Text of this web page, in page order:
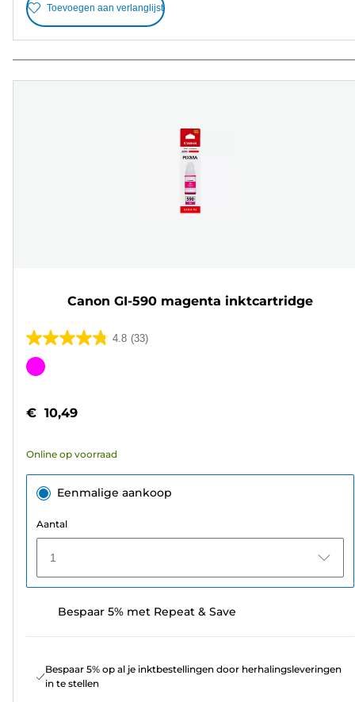
Toevoegen aan verlanglijst
Canon GI-590 magenta inktcartridge
4.8 (33)
4.8
van
sterren.
beoordelingen
Kleurencartridge
€ 10,49
Online op voorraad
Eenmalige aankoop
Aantal
1
Bespaar 5% met Repeat & Save
Bespaar 5% op al je inktbestellingen door herhalingsleveringen
in te stellen